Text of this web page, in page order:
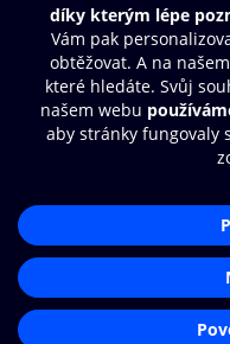
Další zábava
© O2 Czech Republic a.s.
Přístupnost
Zásady zpracování
Nastavení cookies